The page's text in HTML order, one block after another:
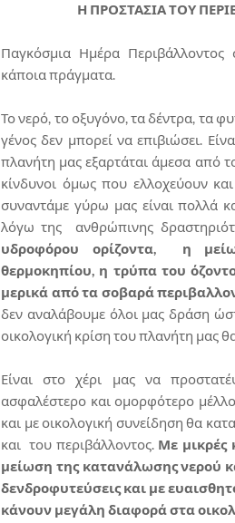
Η ΠΡΟΣΤΑΣΙΑ ΤΟΥ
Παγκόσμια Ημέρα Περιβάλλοντος
κάποια πράγματα.
Το νερό, το οξυγόνο, τα δέντρα, τα
γένος δεν μπορεί να επιβιώσει.
πλανήτη μας εξαρτάται άμεσα από
κίνδυνοι όμως που ελλοχεύουν
συναντάμε γύρω μας είναι πολλά
λόγω της ανθρώπινης
υδροφόρου ορίζοντα, η
θερμοκηπίου, η τρύπα του
μερικά από τα σοβαρά
δεν αναλάβουμε όλοι μας δράση
οικολογική κρίση του πλανήτη μας
Είναι στο χέρι μας να
ασφαλέστερο και ομορφότερο
και με οικολογική συνείδηση θα
και του περιβάλλοντος. Με μικρές
μείωση της κατανάλωσης νερού
δενδροφυτεύσεις και με
κάνουν μεγάλη διαφορά στα